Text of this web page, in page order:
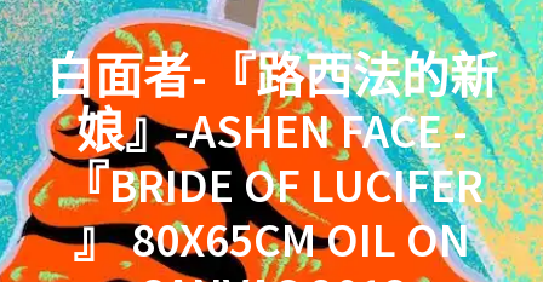
白面者-『路西法的新
娘』-ASHEN FACE -
『BRIDE OF LUCIFER
』 80X65CM OIL ON